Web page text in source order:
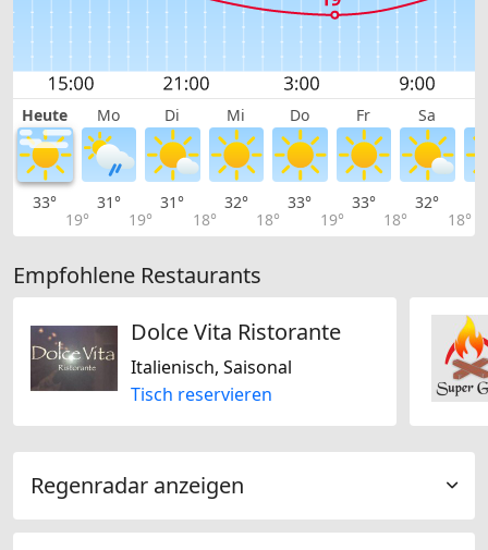
Heute Mo Di Mi Do Fr Sa
33°
19°
31°
19°
31°
18°
32°
18°
33°
19°
33°
18°
32°
18°
Empfohlene Restaurants
Dolce Vita Ristorante
Italienisch, Saisonal
Tisch reservieren
Regenradar anzeigen